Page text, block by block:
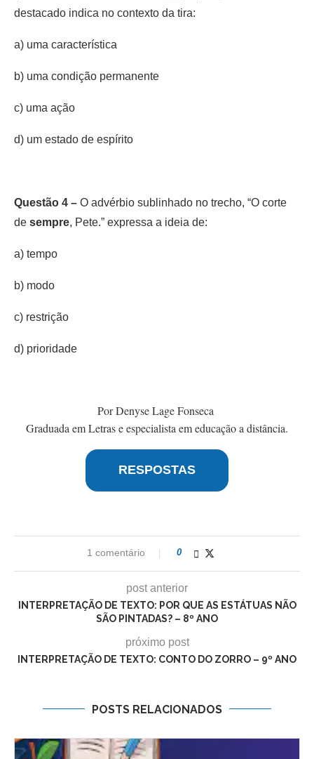
destacado indica no contexto da tira:
a) uma característica
b) uma condição permanente
c) uma ação
d) um estado de espírito
Questão 4 – O advérbio sublinhado no trecho, “O corte
de sempre, Pete.” expressa a ideia de:
a) tempo
b) modo
c) restrição
d) prioridade
Por Denyse Lage Fonseca
Graduada em Letras e especialista em educação a distância.
RESPOSTAS
1 comentário 0
post anterior
INTERPRETAÇÃO DE TEXTO: POR QUE AS ESTÁTUAS NÃO
SÃO PINTADAS? – 8º ANO
próximo post
INTERPRETAÇÃO DE TEXTO: CONTO DO ZORRO – 9º ANO
POSTS RELACIONADOS